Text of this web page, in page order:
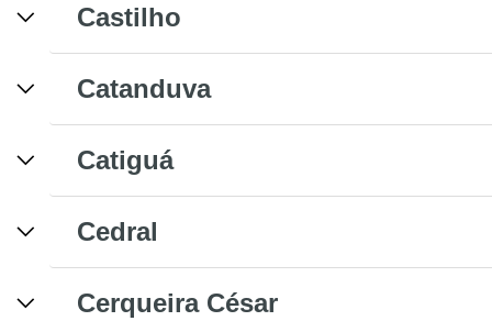
Castilho
Catanduva
Catiguá
Cedral
Cerqueira César